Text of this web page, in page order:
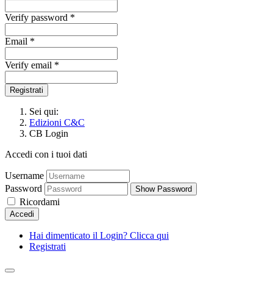
Verify password *
Email *
Verify email *
Registrati
Sei qui:
Edizioni C&C
CB Login
Accedi con i tuoi dati
Username
Password
Show Password
Ricordami
Accedi
Hai dimenticato il Login? Clicca qui
Registrati